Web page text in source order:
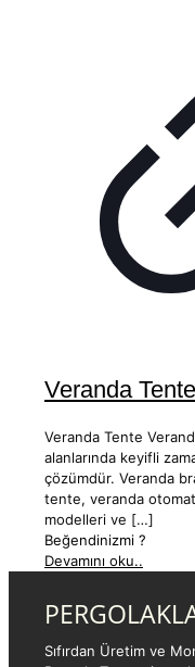
Veranda Tente
Veranda Tente
alanlarında keyifli
çözümdür. Veranda
tente, veranda
modelleri ve […]
Beğendinizmi ?
Devamını oku..
Sıfırdan Üretim ve